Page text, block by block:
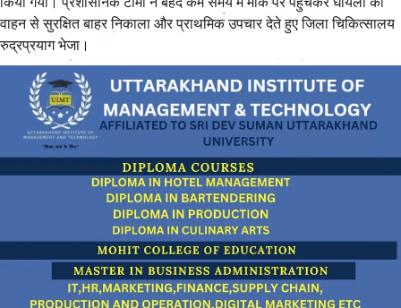
वाहन से सुरक्षित बाहर निकाला और प्राथमिक उपचार देते हुए जिला चिकित्सालय
रुद्रप्रयाग भेजा।